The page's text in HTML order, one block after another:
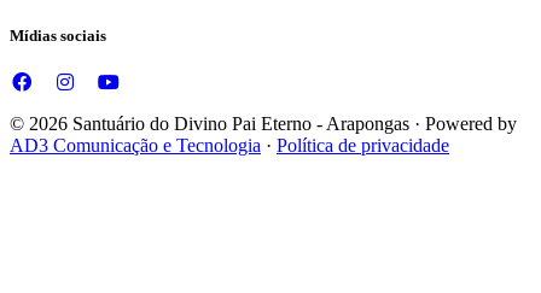
Mídias sociais
© 2026 Santuário do Divino Pai Eterno - Arapongas · Powered by
AD3 Comunicação e Tecnologia · Política de privacidade